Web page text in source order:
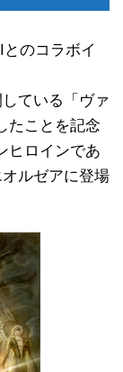
のコラボイ
ている「ヴァ
たことを記念
ヒロインであ
ルゼアに登場